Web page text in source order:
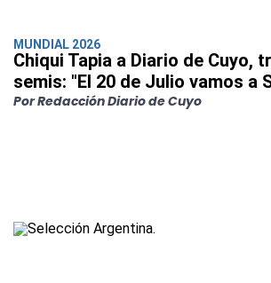
MUNDIAL 2026
Chiqui Tapia a Diario de Cuyo,
semis: "El 20 de Julio vamos a
Por Redacción Diario de Cuyo